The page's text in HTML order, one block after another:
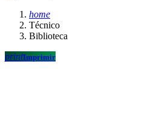
home
Técnico
Biblioteca
printImprimir